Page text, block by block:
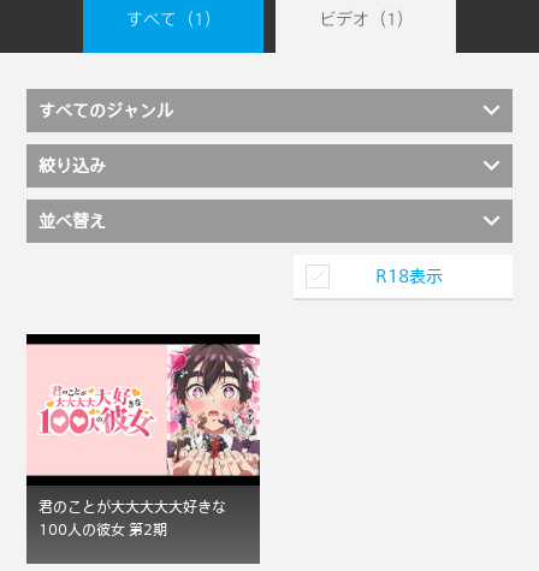
すべて （1） ビデオ （1）
すべてのジャンル
絞り込み
並べ替え
R18表示
君のことが大大大大大好きな
100人の彼女 第2期